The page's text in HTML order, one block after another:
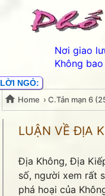
Nơi giao
Không
LỜI NGỎ:
Home › C.Tản mạn 6
Luận về Địa
LUẬN VỀ ĐỊA
Địa Không, Địa
số, người xem rất
phá hoại của